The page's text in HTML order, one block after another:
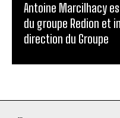
Antoine Marcilhacy
du groupe Redion et
direction du Groupe